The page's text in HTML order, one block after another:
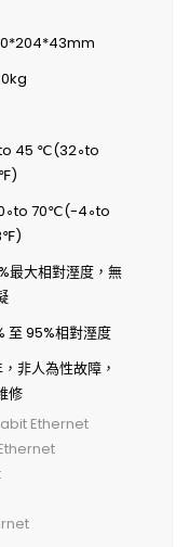
45 ℃(32∘to
70℃(-4∘to
最大相對溼度，無
至 95%相對溼度
非人為性故障，
修
Ethernet